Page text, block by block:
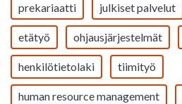
prekariaatti julkiset palvelut
etätyö ohjausjärjestelmät
henkilötietolaki tiimityö
human resource management